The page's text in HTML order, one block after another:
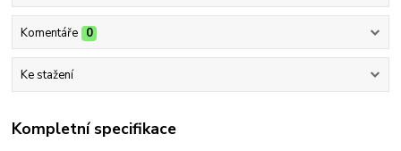
Komentáře 0
Ke stažení
Kompletní specifikace